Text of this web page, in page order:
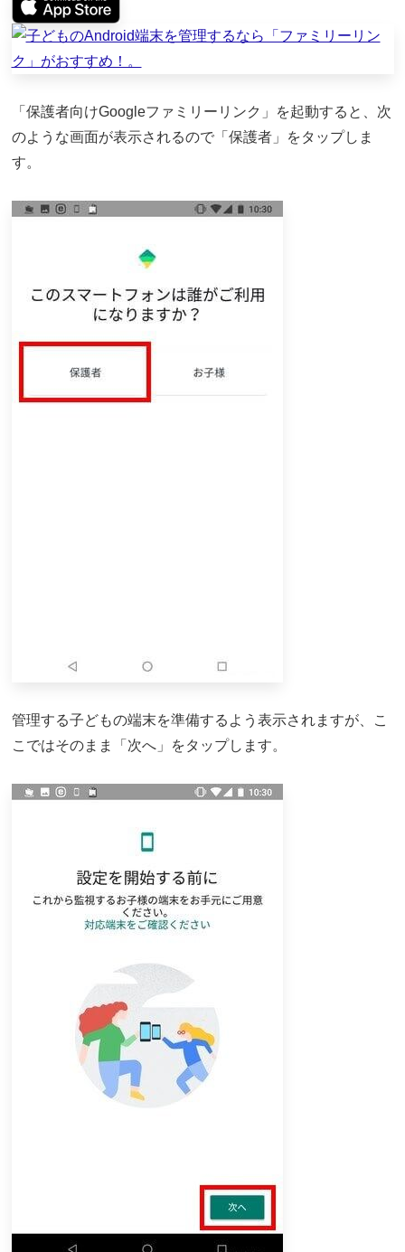
「保護者向けGoogleファミリーリンク」を起動すると、次
のような画面が表示されるので「保護者」をタップしま
す。
管理する子どもの端末を準備するよう表示されますが、こ
こではそのまま「次へ」をタップします。